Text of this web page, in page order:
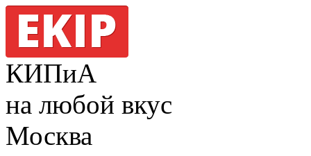
КИПиА
на любой вкус
Москва